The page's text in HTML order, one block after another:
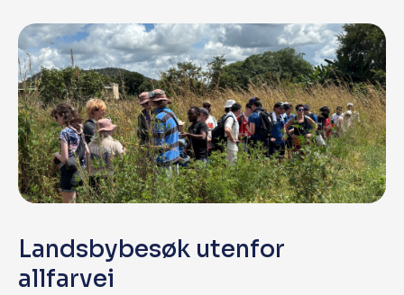
Landsbybesøk utenfor
allfarvei